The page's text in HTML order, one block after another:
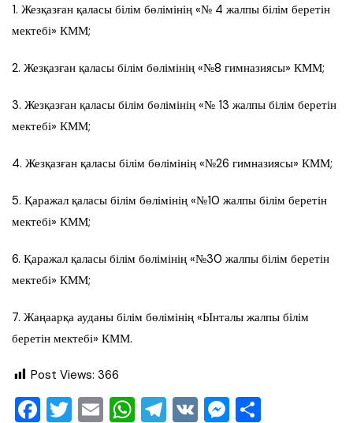
1. Жезқазған қаласы білім бөлімінің «№ 4 жалпы білім беретін
мектебі» КММ;
2. Жезқазған қаласы білім бөлімінің «№8 гимназиясы» КММ;
3. Жезқазған қаласы білім бөлімінің «№ 13 жалпы білім беретін
мектебі» КММ;
4. Жезқазған қаласы білім бөлімінің «№26 гимназиясы» КММ;
5. Қаражал қаласы білім бөлімінің «№10 жалпы білім беретін
мектебі» КММ;
6. Қаражал қаласы білім бөлімінің «№30 жалпы білім беретін
мектебі» КММ;
7. Жаңаарқа ауданы білім бөлімінің «Ынталы жалпы білім
беретін мектебі» КММ.
Post Views: 366
F T E W T V M